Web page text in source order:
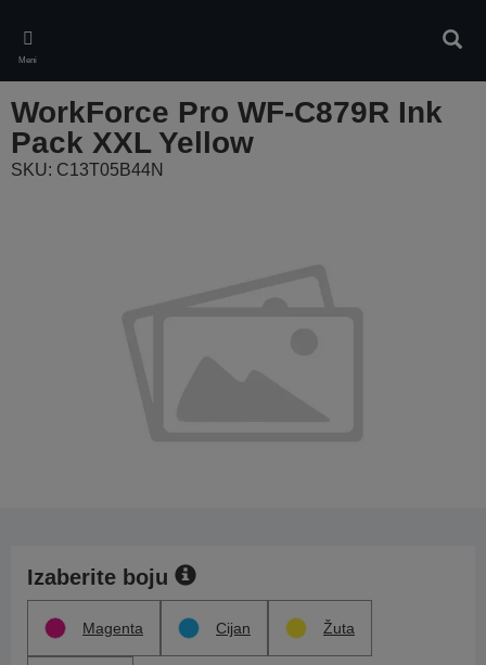
main
content
Meni
WorkForce Pro WF-C879R Ink
Pack XXL Yellow
SKU: C13T05B44N
Izaberite boju
Magenta Cijan Žuta